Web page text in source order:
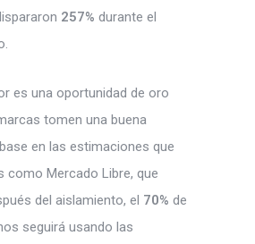
257% durante el
es una oportunidad de oro
tomen una buena
en las estimaciones que
como Mercado Libre, que
del aislamiento, el 70% de
seguirá usando las